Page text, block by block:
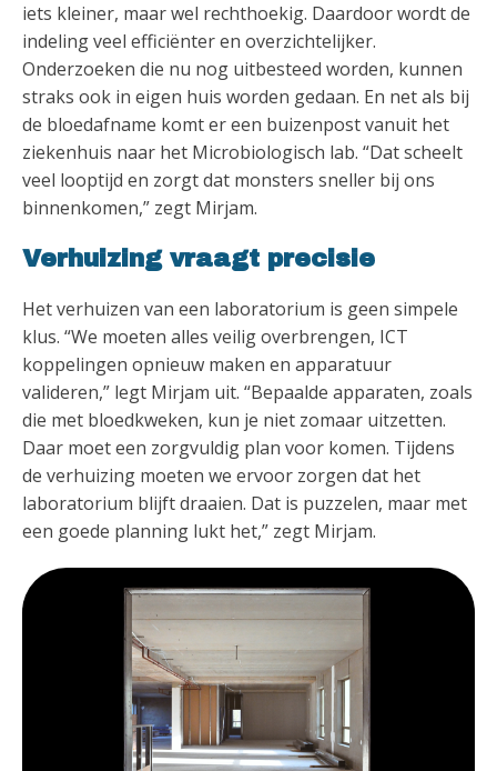
iets kleiner, maar wel rechthoekig. Daardoor wordt de
indeling veel efficiënter en overzichtelijker.
Onderzoeken die nu nog uitbesteed worden, kunnen
straks ook in eigen huis worden gedaan. En net als bij
de bloedafname komt er een buizenpost vanuit het
ziekenhuis naar het Microbiologisch lab. “Dat scheelt
veel looptijd en zorgt dat monsters sneller bij ons
binnenkomen,” zegt Mirjam.
Verhuizing vraagt precisie
Het verhuizen van een laboratorium is geen simpele
klus. “We moeten alles veilig overbrengen, ICT
koppelingen opnieuw maken en apparatuur
valideren,” legt Mirjam uit. “Bepaalde apparaten, zoals
die met bloedkweken, kun je niet zomaar uitzetten.
Daar moet een zorgvuldig plan voor komen. Tijdens
de verhuizing moeten we ervoor zorgen dat het
laboratorium blijft draaien. Dat is puzzelen, maar met
een goede planning lukt het,” zegt Mirjam.